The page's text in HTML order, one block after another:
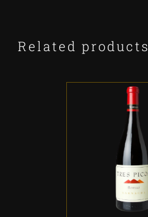
Related products
ADD TO CART